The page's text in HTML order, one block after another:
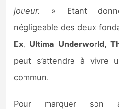
joueur.
» Etant donné
négligeable des deux
Ex, Ultima Underworld,
peut s’attendre à vivre
commun.
Pour marquer son